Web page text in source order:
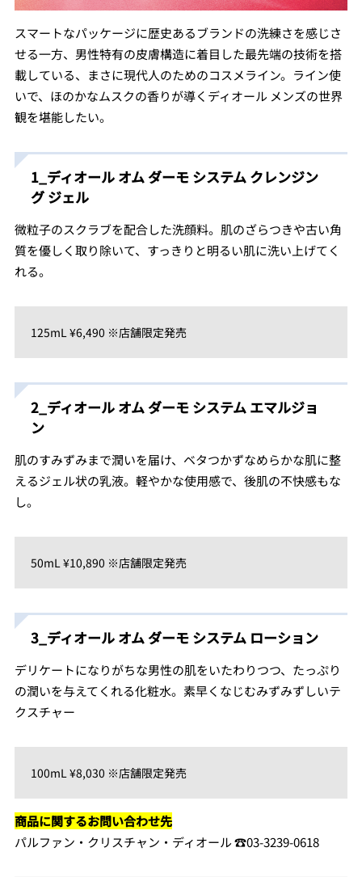
スマートなパッケージに歴史あるブランドの洗練さを感じさ
せる一方、男性特有の皮膚構造に着目した最先端の技術を搭
載している、まさに現代人のためのコスメライン。ライン使
いで、ほのかなムスクの香りが導くディオール メンズの世界
観を堪能したい。
1_ディオール オム ダーモ システム クレンジン
グ ジェル
微粒子のスクラブを配合した洗顔料。肌のざらつきや古い角
質を優しく取り除いて、すっきりと明るい肌に洗い上げてく
れる。
125mL ¥6,490 ※店舗限定発売
2_ディオール オム ダーモ システム エマルジョ
ン
肌のすみずみまで潤いを届け、ベタつかずなめらかな肌に整
えるジェル状の乳液。軽やかな使用感で、後肌の不快感もな
し。
50mL ¥10,890 ※店舗限定発売
3_ディオール オム ダーモ システム ローション
デリケートになりがちな男性の肌をいたわりつつ、たっぷり
の潤いを与えてくれる化粧水。素早くなじむみずみずしいテ
クスチャー
100mL ¥8,030 ※店舗限定発売
商品に関するお問い合わせ先
パルファン・クリスチャン・ディオール ☎︎03-3239-0618